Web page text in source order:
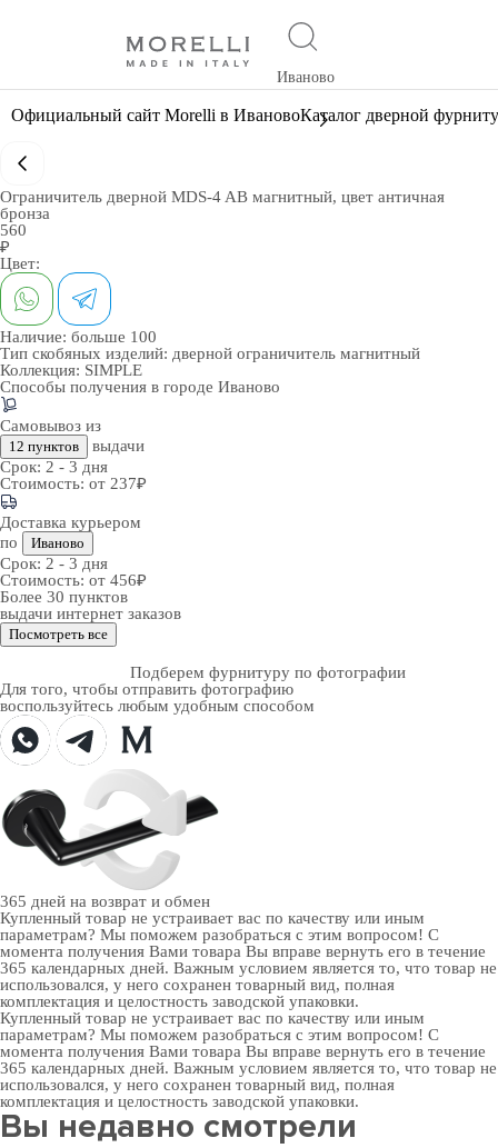
Иваново
Официальный сайт Morelli в ИвановоКаталог дверной
Ограничитель дверной MDS-4 AB магнитный, цвет античная
бронза
560
₽
Цвет:
Наличие: больше 100
Тип скобяных изделий: дверной ограничитель магнитный
Коллекция: SIMPLE
Способы получения в городе Иваново
Самовывоз из
12 пунктов
выдачи
Срок: 2 - 3 дня
Стоимость: от 237₽
Доставка курьером
по
Иваново
Срок: 2 - 3 дня
Стоимость: от 456₽
Более 30 пунктов
выдачи интернет заказов
Посмотреть все
Подберем фурнитуру по фотографии
Для того, чтобы отправить фотографию
воспользуйтесь любым удобным способом
365 дней на возврат и обмен
Купленный товар не устраивает вас по качеству или иным
параметрам? Мы поможем разобраться с этим вопросом! С
момента получения Вами товара Вы вправе вернуть его в течение
365 календарных дней. Важным условием является то, что товар не
использовался, у него сохранен товарный вид, полная
комплектация и целостность заводской упаковки.
Купленный товар не устраивает вас по качеству или иным
параметрам? Мы поможем разобраться с этим вопросом! С
момента получения Вами товара Вы вправе вернуть его в течение
365 календарных дней. Важным условием является то, что товар не
использовался, у него сохранен товарный вид, полная
комплектация и целостность заводской упаковки.
Вы недавно смотрели